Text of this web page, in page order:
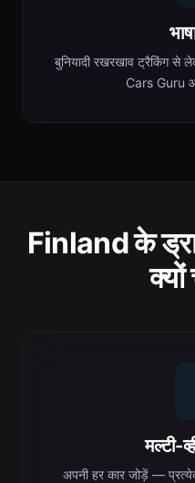
बुनियादी रखरखाव ट्रैकिंग से
Cars Guru
Finland के
मल्टी-
अपनी हर कार जोड़ें —